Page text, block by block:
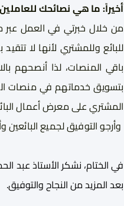
أخيراً: ما هي نصائحك
من خلال خبرتي في العمل
للبائع وللمشتري لأنها لا
باقي المنصات، لذا أنصحهم
بتسويق خدماتهم في منصات
المشتري على معرض أعمال
وأرجو التوفيق لجميع
في الختام، نشكر الأستاذ عبد
بعد المزيد من النجاح والتوفيق.